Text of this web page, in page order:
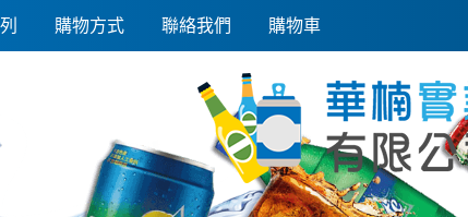
購物方式 聯絡我們 購物車